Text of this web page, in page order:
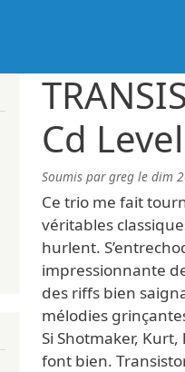
Cd
Soumis pargreg le dim
Ce trio me fait
véritables
hurlent.
impressionnante
des riffs bien
mélodies
Si Shotmaker,
font bien.